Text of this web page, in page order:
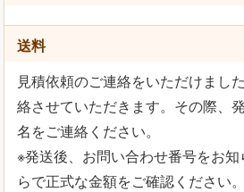
送料
見積依頼のご連絡をいただけまし
絡させていただきます。その際、
名をご連絡ください。
※発送後、お問い合わせ番号をお
らで正式な金額をご確認ください。